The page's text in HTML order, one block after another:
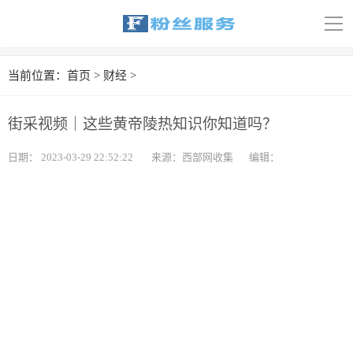
导
首页
当前位置： 首页 > 财经 >
街采视频｜这些黄帝陵热知识你知道吗？
日期： 2023-03-29 22:52:22 来源：西部网收集 编辑：